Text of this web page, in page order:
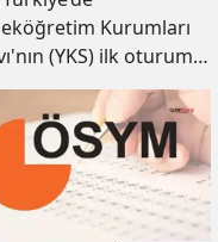
Kurumları
(YKS) ilk oturumu
Yeterlilik Testi
sınavı gerçekleştirildi.
giren öğrenciler,
senelere göre daha
olduğunu aktardı.